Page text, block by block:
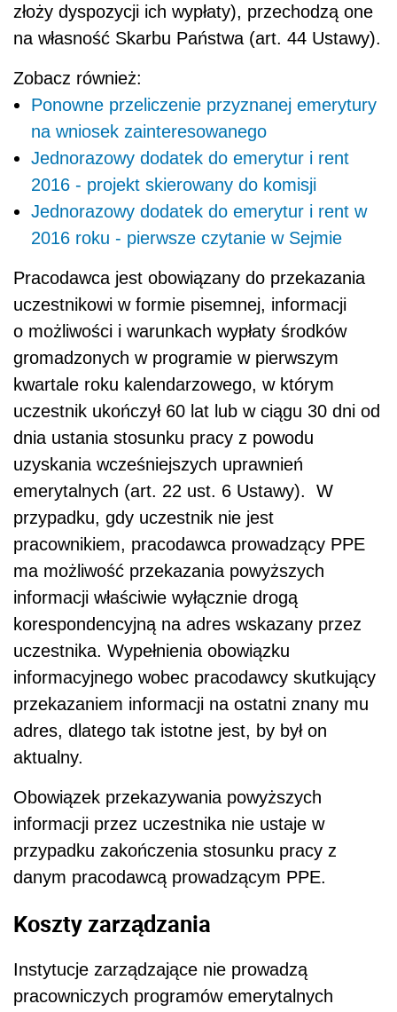
złoży dyspozycji ich wypłaty), przechodzą one
na własność Skarbu Państwa (art. 44 Ustawy).
Zobacz również:
Ponowne przeliczenie przyznanej emerytury
na wniosek zainteresowanego
Jednorazowy dodatek do emerytur i rent
2016 - projekt skierowany do komisji
Jednorazowy dodatek do emerytur i rent w
2016 roku - pierwsze czytanie w Sejmie
Pracodawca jest obowiązany do przekazania
uczestnikowi w formie pisemnej, informacji
o możliwości i warunkach wypłaty środków
gromadzonych w programie w pierwszym
kwartale roku kalendarzowego, w którym
uczestnik ukończył 60 lat lub w ciągu 30 dni od
dnia ustania stosunku pracy z powodu
uzyskania wcześniejszych uprawnień
emerytalnych (art. 22 ust. 6 Ustawy). W
przypadku, gdy uczestnik nie jest
pracownikiem, pracodawca prowadzący PPE
ma możliwość przekazania powyższych
informacji właściwie wyłącznie drogą
korespondencyjną na adres wskazany przez
uczestnika. Wypełnienia obowiązku
informacyjnego wobec pracodawcy skutkujący
przekazaniem informacji na ostatni znany mu
adres, dlatego tak istotne jest, by był on
aktualny.
Obowiązek przekazywania powyższych
informacji przez uczestnika nie ustaje w
przypadku zakończenia stosunku pracy z
danym pracodawcą prowadzącym PPE.
Koszty zarządzania
Instytucje zarządzające nie prowadzą
pracowniczych programów emerytalnych